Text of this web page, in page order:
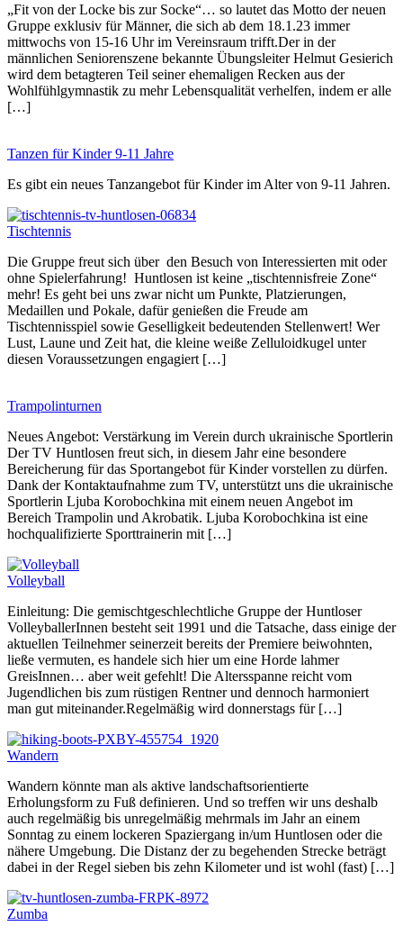
„Fit von der Locke bis zur Socke“… so lautet das Motto der neuen
Gruppe exklusiv für Männer, die sich ab dem 18.1.23 immer
mittwochs von 15-16 Uhr im Vereinsraum trifft.Der in der
männlichen Seniorenszene bekannte Übungsleiter Helmut Gesierich
wird dem betagteren Teil seiner ehemaligen Recken aus der
Wohlfühlgymnastik zu mehr Lebensqualität verhelfen, indem er alle
[…]
Tanzen für Kinder 9-11 Jahre
Es gibt ein neues Tanzangebot für Kinder im Alter von 9-11 Jahren.
Tischtennis
Die Gruppe freut sich über den Besuch von Interessierten mit oder
ohne Spielerfahrung! Huntlosen ist keine „tischtennisfreie Zone“
mehr! Es geht bei uns zwar nicht um Punkte, Platzierungen,
Medaillen und Pokale, dafür genießen die Freude am
Tischtennisspiel sowie Geselligkeit bedeutenden Stellenwert! Wer
Lust, Laune und Zeit hat, die kleine weiße Zelluloidkugel unter
diesen Voraussetzungen engagiert […]
Trampolinturnen
Neues Angebot: Verstärkung im Verein durch ukrainische Sportlerin
Der TV Huntlosen freut sich, in diesem Jahr eine besondere
Bereicherung für das Sportangebot für Kinder vorstellen zu dürfen.
Dank der Kontaktaufnahme zum TV, unterstützt uns die ukrainische
Sportlerin Ljuba Korobochkina mit einem neuen Angebot im
Bereich Trampolin und Akrobatik. Ljuba Korobochkina ist eine
hochqualifizierte Sporttrainerin mit […]
Volleyball
Einleitung: Die gemischtgeschlechtliche Gruppe der Huntloser
VolleyballerInnen besteht seit 1991 und die Tatsache, dass einige der
aktuellen Teilnehmer seinerzeit bereits der Premiere beiwohnten,
ließe vermuten, es handele sich hier um eine Horde lahmer
GreisInnen… aber weit gefehlt! Die Altersspanne reicht vom
Jugendlichen bis zum rüstigen Rentner und dennoch harmoniert
man gut miteinander.Regelmäßig wird donnerstags für […]
Wandern
Wandern könnte man als aktive landschaftsorientierte
Erholungsform zu Fuß definieren. Und so treffen wir uns deshalb
auch regelmäßig bis unregelmäßig mehrmals im Jahr an einem
Sonntag zu einem lockeren Spaziergang in/um Huntlosen oder die
nähere Umgebung. Die Distanz der zu begehenden Strecke beträgt
dabei in der Regel sieben bis zehn Kilometer und ist wohl (fast) […]
Zumba